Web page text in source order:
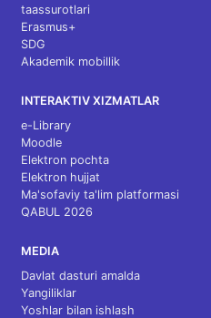
taassurotlari
Erasmus+
SDG
Akademik mobillik
INTERAKTIV XIZMATLAR
e-Library
Moodle
Elektron pochta
Elektron hujjat
Ma'sofaviy ta'lim platformasi
QABUL 2026
MEDIA
Davlat dasturi amalda
Yangiliklar
Yoshlar bilan ishlash